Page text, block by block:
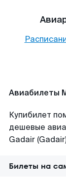
Авиабилеты
Купибилет
дешевые
Gadair
Билеты на